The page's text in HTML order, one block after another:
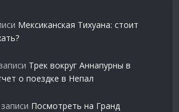
Мексиканская Тихуана: стоит
Трек вокруг Аннапурны в
о поездке в Непал
Посмотреть на Гранд